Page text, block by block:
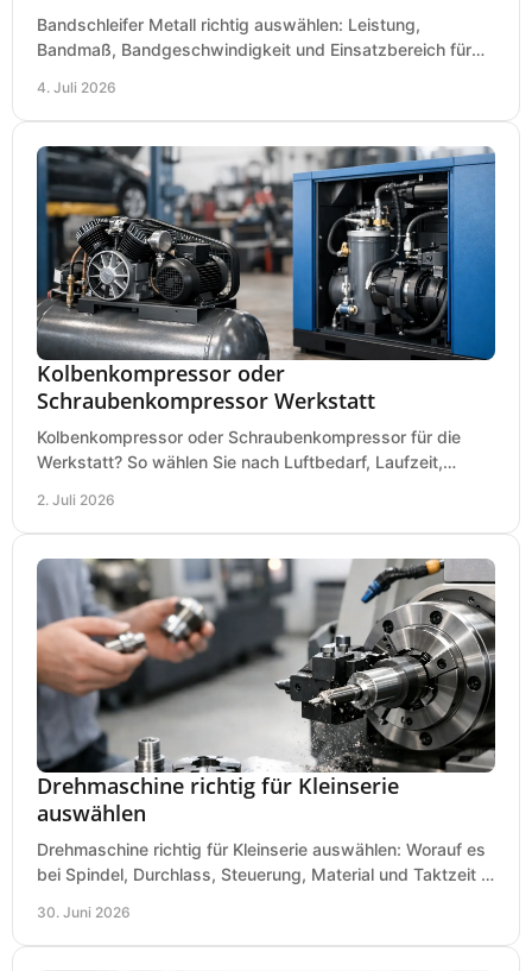
Bandschleifer Metall richtig auswählen: Leistung,
Bandmaß, Bandgeschwindigkeit und Einsatzbereich für
4. Juli 2026
Kolbenkompressor oder
Schraubenkompressor Werkstatt
Kolbenkompressor oder Schraubenkompressor für die
Werkstatt? So wählen Sie nach Luftbedarf, Laufzeit,
2. Juli 2026
Drehmaschine richtig für Kleinserie
auswählen
Drehmaschine richtig für Kleinserie auswählen: Worauf es
bei Spindel, Durchlass, Steuerung, Material und Taktzeit in
30. Juni 2026